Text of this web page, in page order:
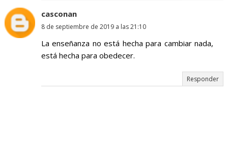
casconan
8 de septiembre de 2019 a las 21:10
La enseñanza no está hecha para cambiar nada,
está hecha para obedecer.
Responder